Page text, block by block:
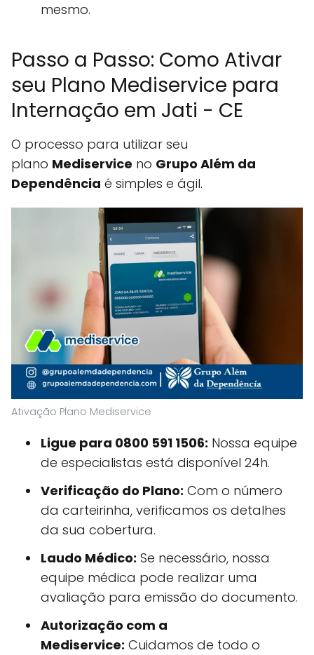
mesmo.
Passo a Passo: Como Ativar
seu Plano Mediservice para
Internação em Jati - CE
O processo para utilizar seu
plano Mediservice no Grupo Além da
Dependência é simples e ágil.
Ativação Plano Mediservice
Ligue para 0800 591 1506: Nossa equipe
de especialistas está disponível 24h.
Verificação do Plano: Com o número
da carteirinha, verificamos os detalhes
da sua cobertura.
Laudo Médico: Se necessário, nossa
equipe médica pode realizar uma
avaliação para emissão do documento.
Autorização com a
Mediservice: Cuidamos de todo o